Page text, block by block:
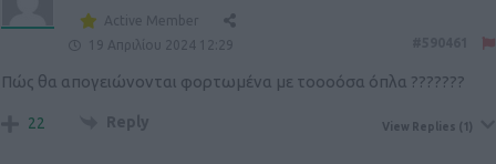
Active Member
19 Απριλίου 2024 12:29
Πώς θα απογειώνονται φορτωμένα με τοοοόσα όπλα ???????
22 Reply View Replies (1)